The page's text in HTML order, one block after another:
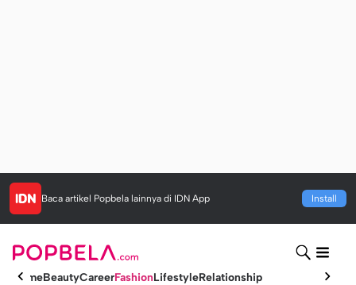
Baca artikel Popbela lainnya di IDN App Install
HomeBeautyCareerFashionLifestyleRelationship